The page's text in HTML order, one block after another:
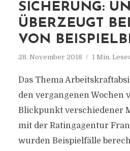
SICHERUNG:
ÜBERZEUGT
VON
28. November 2018 1 Min.
Das Thema
den vergangenen Wochen
Blickpunkt verschiedener
mit der Ratingagentur
wurden Beispielfälle